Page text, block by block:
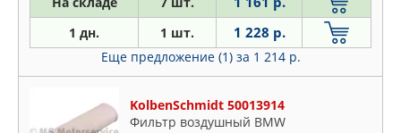
1 дн. 1 шт. 1 228 р.
Еще предложение (1) за 1 214 р.
KolbenSchmidt 50013914
Фильтр воздушный BMW